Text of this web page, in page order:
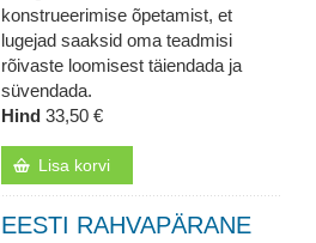
konstrueerimise õpetamist, et
lugejad saaksid oma teadmisi
rõivaste loomisest täiendada ja
süvendada.
Hind 33,50 €
Lisa korvi
EESTI RAHVAPÄRANE